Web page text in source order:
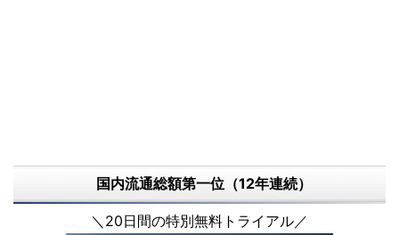
国内流通総額第一位（12年連続）
＼20日間の特別無料トライアル／